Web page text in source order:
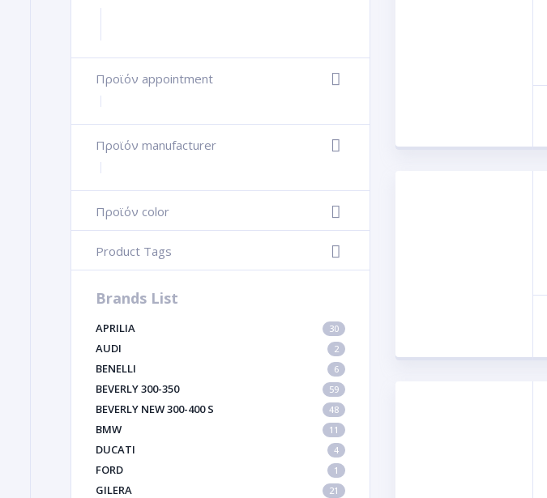
Προϊόν appointment
+
Προϊόν manufacturer
+
Προϊόν color
-
Product Tags
-
Brands List
APRILIA 30
AUDI 2
BENELLI 6
BEVERLY 300-350 59
BEVERLY NEW 300-400 S 48
BMW 11
DUCATI 4
FORD 1
GILERA 21